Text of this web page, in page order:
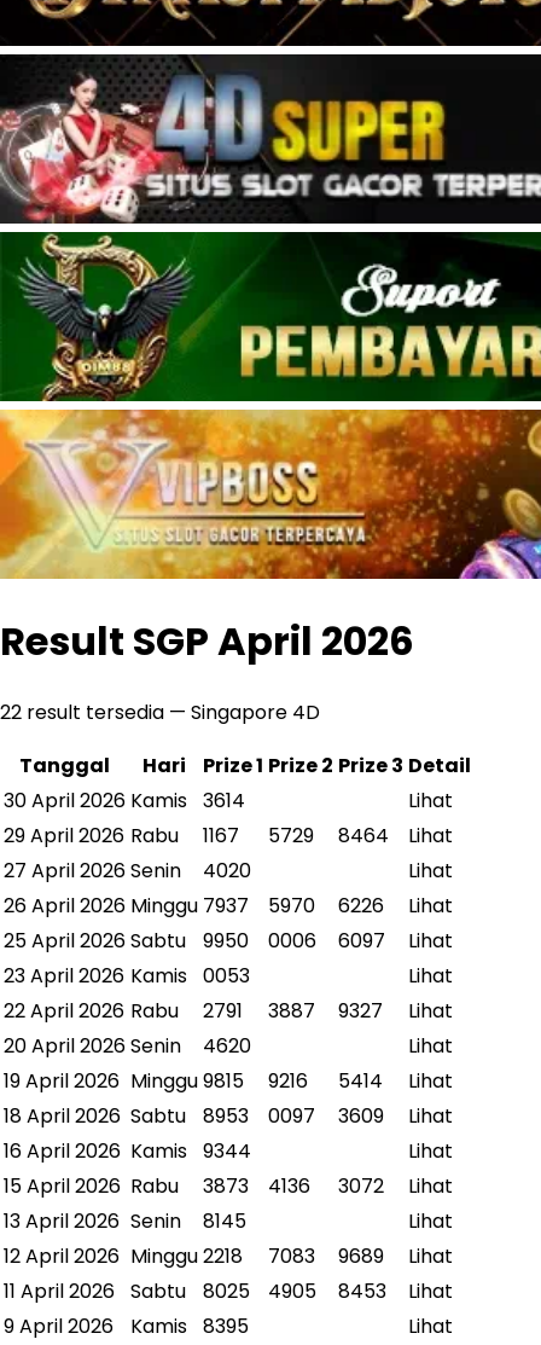
Result SGP April 2026
22 result tersedia — Singapore 4D
Tanggal
Hari Prize 1 Prize 2 Prize 3 Detail
30 April 2026 Kamis 3614
Lihat
29 April 2026 Rabu 1167 5729 8464
Lihat
27 April 2026Senin 4020
Lihat
26 April 2026 Minggu 7937 5970 6226
Lihat
25 April 2026Sabtu 9950 0006 6097
Lihat
23 April 2026 Kamis 0053
Lihat
22 April 2026 Rabu 2791 3887 9327
Lihat
20 April 2026Senin 4620
Lihat
19 April 2026 Minggu9815 9216 5414
Lihat
18 April 2026 Sabtu 8953 0097 3609
Lihat
16 April 2026 Kamis 9344
Lihat
15 April 2026 Rabu 3873 4136 3072
Lihat
13 April 2026 Senin 8145
Lihat
12 April 2026 Minggu2218 7083 9689
Lihat
11 April 2026 Sabtu 8025 4905 8453
Lihat
9 April 2026
Kamis 8395
Lihat